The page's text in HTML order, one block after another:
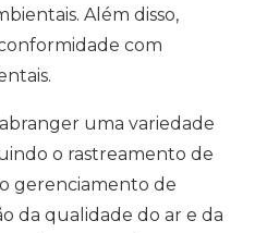
Além disso,
com
uma variedade
o rastreamento de
gerenciamento de
da qualidade do ar e da